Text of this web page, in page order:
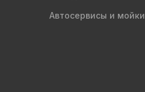
Автосервисы и мойки